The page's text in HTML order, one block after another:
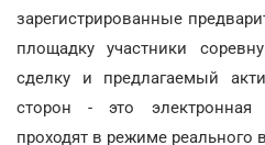
зарегистрированные
площадку участники
сделку и предлагаемый
сторон - это
проходят в режиме реального